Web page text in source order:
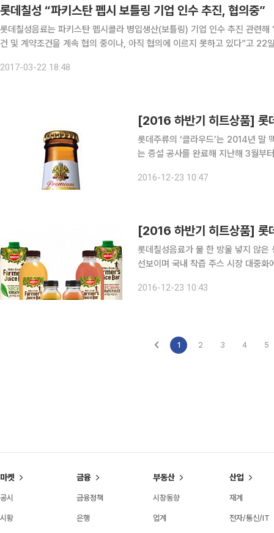
롯데칠성 “파키스탄 펩시 보틀링 기업 인수 추진, 협의중”
롯데칠성음료는 파키스탄 펩시콜라 병입생산(보틀링) 기업 인수 추진 관련
건 및 계약조건을 계속 협의 중이나, 아직 협의에 이르지 못하고 있다”고 22
2017-03-22 18:48
[2016 하반기 히트상품] 롯
롯데주류의 ‘클라우드’는 2014년 말
는 증설 공사를 완료해 지난해 3월부
설하고 있다. 2017년 내 제품 생산에
2016-12-23 10:47
[2016 하반기 히트상품] 롯
롯데칠성음료가 물 한 방울 넣지 않은
선보이며 국내 착즙 주스 시장 대중화에 앞장서고 있다. 롯데칠성
신선한 착즙주스라는 콘셉트로 1~2
2016-12-23 10:43
1 2 3 4 5
마켓
공시
시황
금융
금융정책
은행
부동산
시장동향
업계
산업
재계
전자/통신/IT